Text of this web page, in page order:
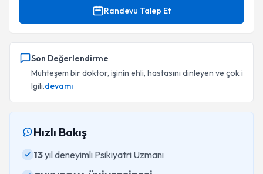
Randevu Talep Et
Son Değerlendirme
Muhteşem bir doktor, işinin ehli, hastasını dinleyen ve çok i
lgili.devamı
Hızlı Bakış
13yıl deneyimli Psikiyatri Uzmanı